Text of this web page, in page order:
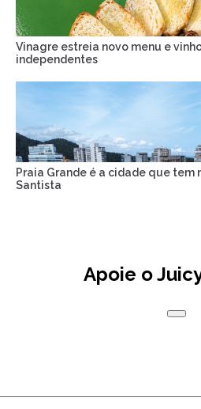
Vinagre estreia novo menu e
independentes
Praia Grande é a cidade que tem
Santista
Apoie o